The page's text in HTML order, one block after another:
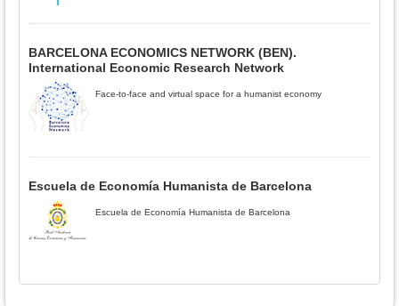
BARCELONA ECONOMICS NETWORK (BEN).
International Economic Research Network
Face-to-face and virtual space for a humanist economy
Escuela de Economía Humanista de Barcelona
Escuela de Economía Humanista de Barcelona